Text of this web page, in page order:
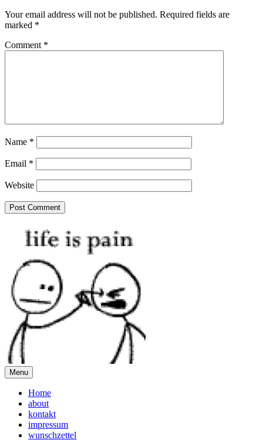
Your email address will not be published. Required fields are
marked *
Comment *
Name *
Email *
Website
Menu
Home
about
kontakt
impressum
wunschzettel